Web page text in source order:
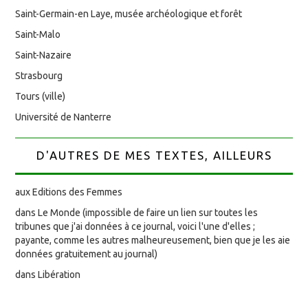
Saint-Germain-en Laye, musée archéologique et forêt
Saint-Malo
Saint-Nazaire
Strasbourg
Tours (ville)
Université de Nanterre
D'AUTRES DE MES TEXTES, AILLEURS
aux Editions des Femmes
dans Le Monde (impossible de faire un lien sur toutes les
tribunes que j'ai données à ce journal, voici l'une d'elles ;
payante, comme les autres malheureusement, bien que je les aie
données gratuitement au journal)
dans Libération